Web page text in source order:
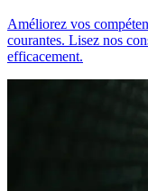
Améliorez vos
courantes. Lisez nos
efficacement.